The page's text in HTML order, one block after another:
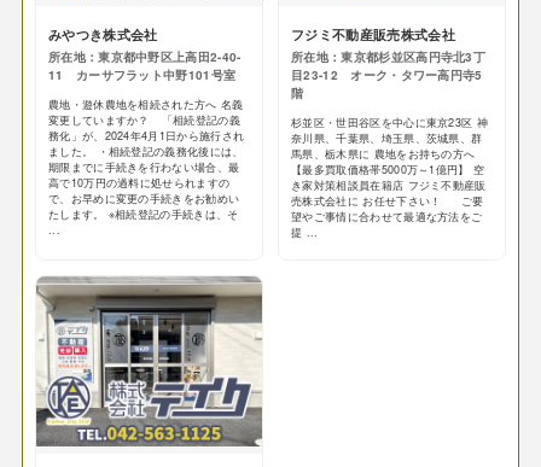
みやつき株式会社
所在地：東京都中野区上高田2-40-
11 カーサフラット中野101号室
農地・遊休農地を相続された方へ 名義
変更していますか？ 「相続登記の義
務化」が、2024年4月1日から施行され
ました。 ・相続登記の義務化後には、
期限までに手続きを行わない場合、最
高で10万円の過料に処せられますの
で、お早めに変更の手続きをお勧めい
たします。 ※相続登記の手続きは、そ
...
フジミ不動産販売株式会社
所在地：東京都杉並区高円寺北3丁
目23-12 オーク・タワー高円寺5
階
杉並区・世田谷区を中心に東京23区 神
奈川県、千葉県、埼玉県、茨城県、群
馬県、栃木県に 農地をお持ちの方へ
【最多買取価格帯5000万～1億円】 空
き家対策相談員在籍店 フジミ不動産販
売株式会社に お任せ下さい！ ご要
望やご事情に合わせて最適な方法をご
提 ...